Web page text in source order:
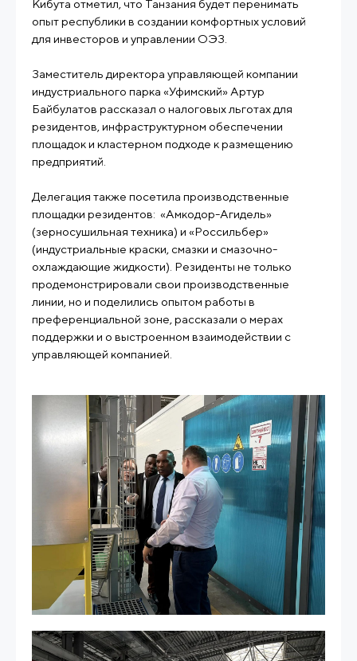
Кибута отметил, что Танзания будет перенимать
опыт республики в создании комфортных условий
для инвесторов и управлении ОЭЗ.
Заместитель директора управляющей компании
индустриального парка «Уфимский» Артур
Байбулатов рассказал о налоговых льготах для
резидентов, инфраструктурном обеспечении
площадок и кластерном подходе к размещению
предприятий.
Делегация также посетила производственные
площадки резидентов: «Амкодор-Агидель»
(зерносушильная техника) и «Россильбер»
(индустриальные краски, смазки и смазочно-
охлаждающие жидкости). Резиденты не только
продемонстрировали свои производственные
линии, но и поделились опытом работы в
преференциальной зоне, рассказали о мерах
поддержки и о выстроенном взаимодействии с
управляющей компанией.